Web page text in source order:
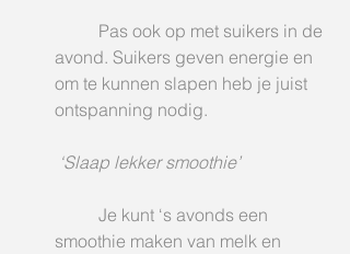
avond. Suikers geven energie en
om te kunnen slapen heb je juist
ontspanning nodig.
‘Slaap lekker smoothie’
smoothie maken van melk en